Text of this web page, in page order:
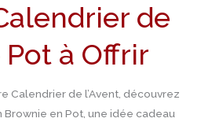
de
Pot à Offrir
Calendrier de l’Avent, découvrez
en Pot, une idée cadeau